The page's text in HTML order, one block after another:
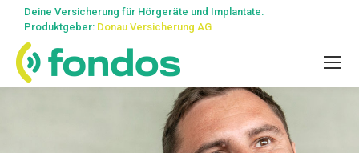
Deine Versicherung für Hörgeräte und Implantate.
Produktgeber: Donau Versicherung AG